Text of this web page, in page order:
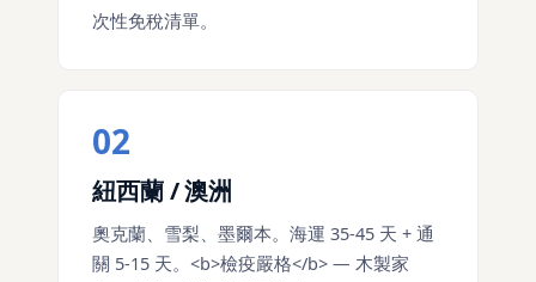
次性免稅清單。
02
紐西蘭 / 澳洲
奧克蘭、雪梨、墨爾本。海運 35-45 天 + 通
關 5-15 天。<b>檢疫嚴格</b> — 木製家